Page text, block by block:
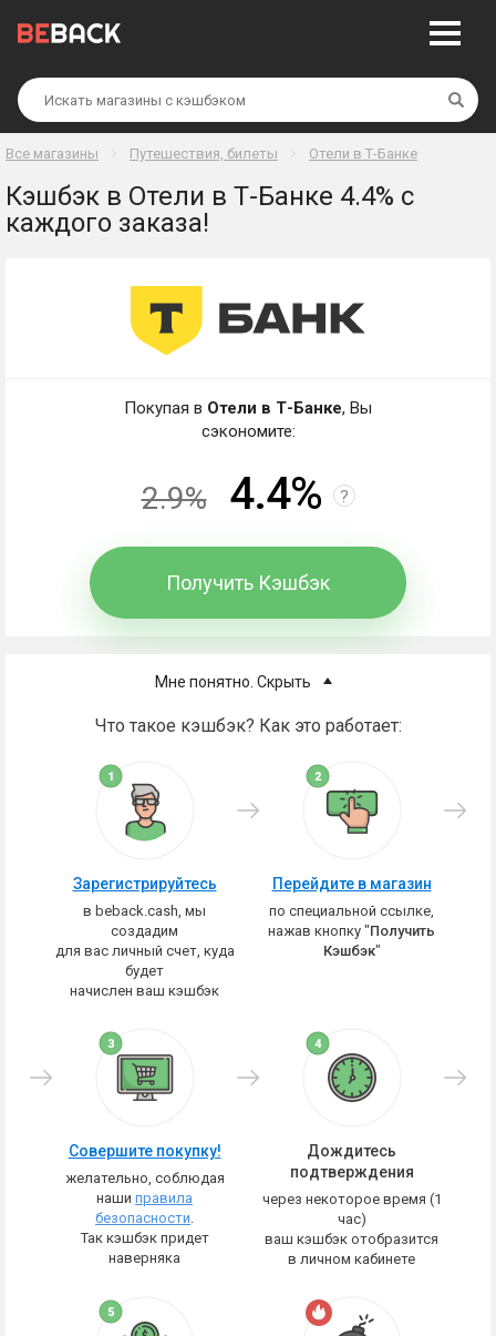
Все магазины Путешествия, билеты Отели в Т-Банке
Кэшбэк в Отели в Т-Банке 4.4% с
каждого заказа!
Мне понятно. Скрыть
Что такое кэшбэк? Как это работает:
Зарегистрируйтесь
в beback.cash, мы
создадим
для вас личный счет, куда
будет
начислен ваш кэшбэк
Перейдите в магазин
по специальной ссылке,
нажав кнопку "Получить
Кэшбэк"
Совершите покупку!
желательно, соблюдая
наши правила
безопасности.
Так кэшбэк придет
наверняка
Дождитесь
подтверждения
через некоторое время (1
час)
ваш кэшбэк отобразится
в личном кабинете
Покупая в Отели в Т-Банке, Вы
сэкономите:
2.9% 4.4% ?
Получить Кэшбэк